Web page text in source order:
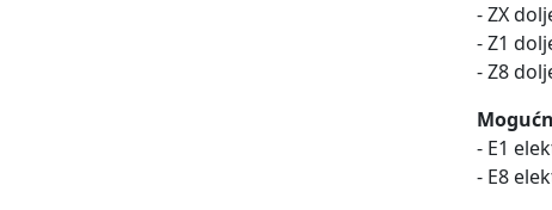
- ZX
- Z1
- Z8
- E1
- E8